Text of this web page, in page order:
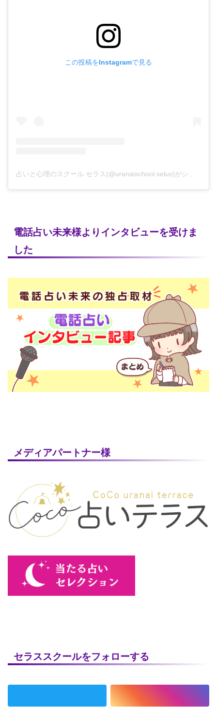
この投稿をInstagramで見る
占いと心理のスクール セラス(@uranaischool.selus)がシェアした投稿
電話占い未来様よりインタビューを受けま
した
メディアパートナー様
セラススクールをフォローする